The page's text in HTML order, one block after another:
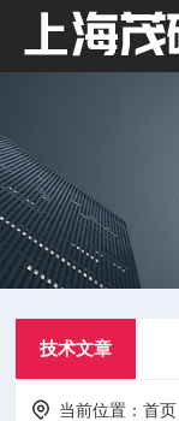
技术文章
当前位置：首页